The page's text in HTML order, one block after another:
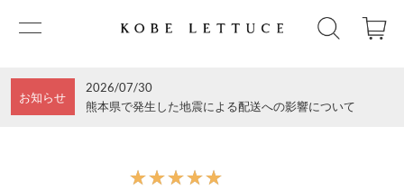
お知らせ
2026/07/30
熊本県で発生した地震による配送への影響について
★★★★★
★★★★★